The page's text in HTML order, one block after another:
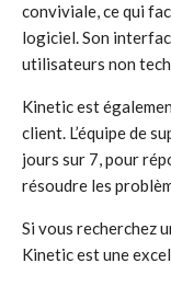
conviviale, ce qui
logiciel. Son
utilisateurs non
Kinetic est
client. L’équipe de
jours sur 7, pour
résoudre les
Si vous recherchez
Kinetic est une